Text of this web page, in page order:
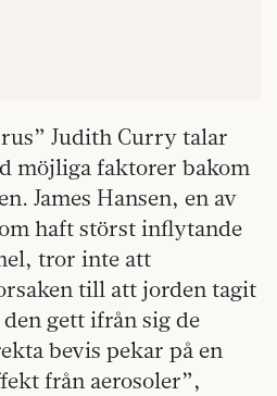
Judith Curry talar
möjliga faktorer bakom
James Hansen, en av
haft störst inflytande
tror inte att
till att jorden tagit
gett ifrån sig de
bevis pekar på en
från aerosoler”,